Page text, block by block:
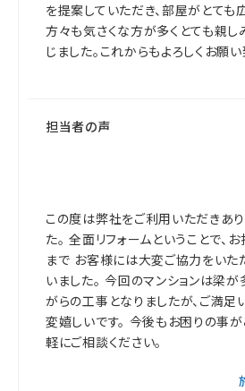
を提案していただき、部屋がとても
方々も気さくな方が多くとても親
じました。これからもよろしくお願い
担当者の声
この度は弊社をご利用いただきあ
た。 全面リフォームということで、
まで お客様には大変ご協力をいた
いました。 今回のマンションは梁が
がらの工事となりましたが、ご満足
変嬉しいです。 今後もお困りの事
軽にご相談ください。